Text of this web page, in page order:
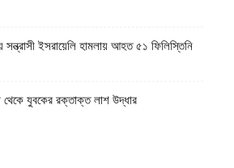
সন্ত্রাসী ইসরায়েলি হামলায় আহত ৫১ ফিলিস্তিনি
থেকে যুবকের রক্তাক্ত লাশ উদ্ধার